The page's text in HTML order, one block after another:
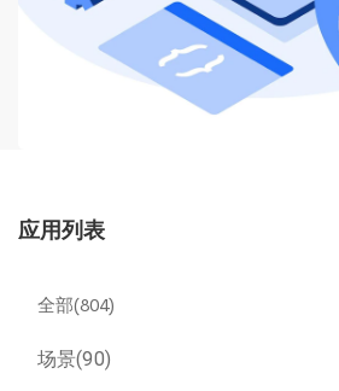
应用列表
全部(804)
场景(90)